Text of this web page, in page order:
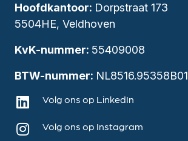
Hoofdkantoor: Dorpstraat 173
5504HE, Veldhoven
KvK-nummer: 55409008
BTW-nummer: NL8516.95358B01
Volg ons op LinkedIn
Volg ons op Instagram